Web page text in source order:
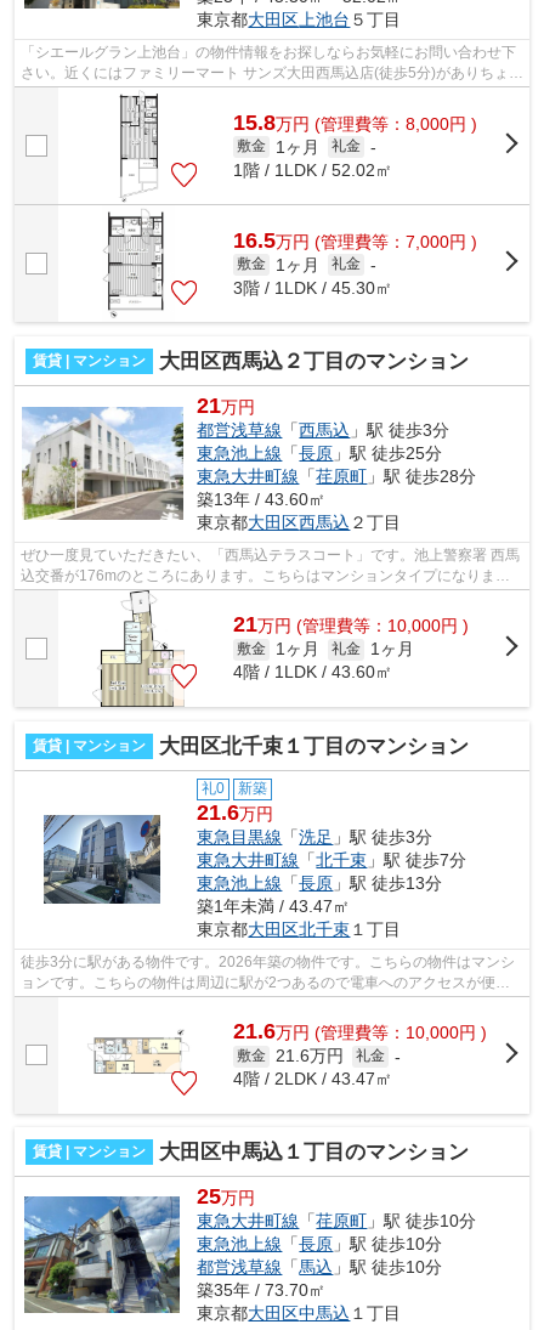
東京都大田区 上池台 ５丁目
「シエールグラン上池台」の物件情報をお探しならお気軽にお問い合わせ下
さい。近くにはファミリーマート サンズ大田西馬込店(徒歩5分)がありちょっ
とした買い物に便利です。こちらの...
15.8万円 (管理費等：8,000円 )
敷金 1ヶ月 礼金 -
1階 / 1LDK / 52.02㎡
16.5万円 (管理費等：7,000円 )
敷金 1ヶ月 礼金 -
3階 / 1LDK / 45.30㎡
賃貸 | マンション 大田区西馬込２丁目のマンション
21万円
都営浅草線 「西馬込 」駅 徒歩3分
東急池上線 「長原 」駅 徒歩25分
東急大井町線 「荏原町 」駅 徒歩28分
築13年 / 43.60㎡
東京都大田区西馬込 ２丁目
ぜひ一度見ていただきたい、「西馬込テラスコート」です。池上警察署 西馬
込交番が176mのところにあります。こちらはマンションタイプになりま
す。2駅利用可能でアクセスの良い物件で...
21万円 (管理費等：10,000円 )
敷金 1ヶ月 礼金
1ヶ月
4階 / 1LDK / 43.60㎡
賃貸 | マンション 大田区北千束１丁目のマンション
礼0 新築
21.6万円
東急目黒線 「洗足 」駅 徒歩3分
東急大井町線 「北千束 」駅 徒歩7分
東急池上線 「長原 」駅 徒歩13分
築1年未満 / 43.47㎡
東京都大田区北千束 １丁目
徒歩3分に駅がある物件です。2026年築の物件です。こちらの物件はマンシ
ョンです。こちらの物件は周辺に駅が2つあるので電車へのアクセスが便利
な物件です。大田区エリアにある賃貸情...
21.6万円 (管理費等：10,000円 )
敷金 21.6万円 礼金 -
4階 / 2LDK / 43.47㎡
賃貸 | マンション 大田区中馬込１丁目のマンション
25万円
東急大井町線 「荏原町 」駅 徒歩10分
東急池上線 「長原 」駅 徒歩10分
都営浅草線 「馬込 」駅 徒歩10分
築35年 / 73.70㎡
東京都大田区中馬込 １丁目